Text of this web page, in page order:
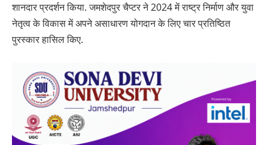
शानदार प्रदर्शन किया. जमशेदपुर चैप्टर ने 2024 में राष्ट्र निर्माण और युवा
नेतृत्व के विकास में अपने असाधारण योगदान के लिए चार प्रतिष्ठित
पुरस्कार हासिल किए.